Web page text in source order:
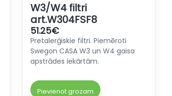
W3/W4 filtri
art.W304FSF8
51.25€
Pretalerģiskie filtri. Piemēroti
Swegon CASA W3 un W4 gaisa
apstrādes iekārtām.
Pievienot grozam